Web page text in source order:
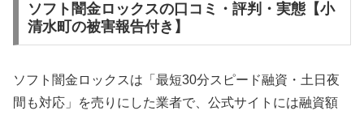
ソフト闇金ロックスの口コミ・評判・実態【小
清水町の被害報告付き】
ソフト闇金ロックスは「最短30分スピード融資・土日夜
間も対応」を売りにした業者で、公式サイトには融資額